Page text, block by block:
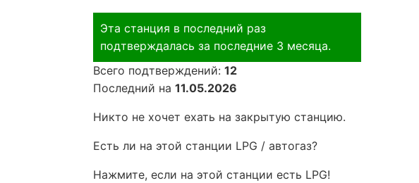
Эта станция в последний раз
подтверждалась за последние 3 месяца.
Всего подтверждений: 12
Последний на 11.05.2026
Никто не хочет ехать на закрытую станцию.
Есть ли на этой станции LPG / автогаз?
Нажмите, если на этой станции есть LPG!